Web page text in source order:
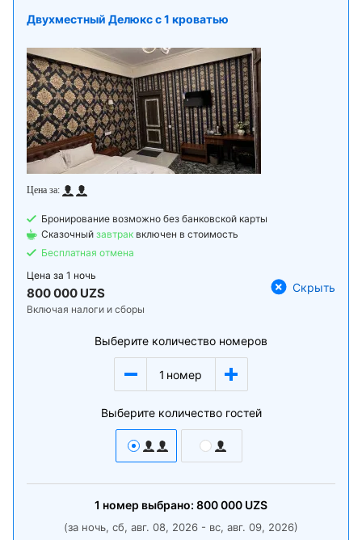
Двухместный Делюкс с 1 кроватью
Бронирование возможно без банковской карты
Сказочный завтрак включен в стоимость
Бесплатная отмена
Цена за 1 ночь
800 000 UZS
Включая налоги и сборы
Скрыть
Выберите количество номеров
1 номер
Выберите количество гостей
1 номер выбрано: 800 000 UZS
(за ночь, сб, авг. 08, 2026 - вс, авг. 09, 2026)